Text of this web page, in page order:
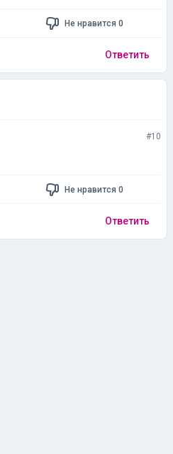
Не нравится 0
Ответить
#10
Не нравится 0
Ответить